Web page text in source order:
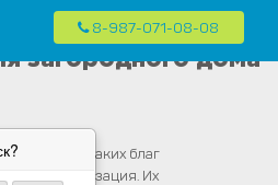
и отопления в частных домах в
8-987-071-08-08
загородного дома
без таких благ
газ и канализация. Их